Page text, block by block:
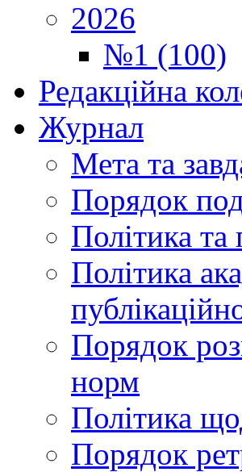
2026
№1 (100)
Редакційна
Журнал
Мета та
Порядок
Політика та
Політика
Порядок
норм
Політика
Порядок